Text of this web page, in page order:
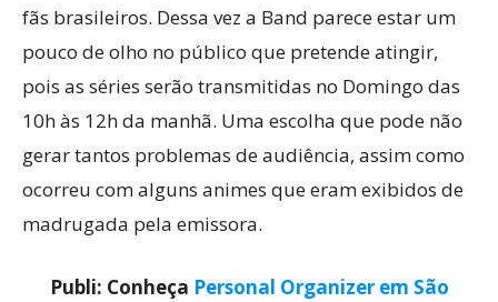
fãs brasileiros. Dessa vez a Band parece estar um
pouco de olho no público que pretende atingir,
pois as séries serão transmitidas no Domingo das
10h às 12h da manhã. Uma escolha que pode não
gerar tantos problemas de audiência, assim como
ocorreu com alguns animes que eram exibidos de
madrugada pela emissora.
Publi: Conheça Personal Organizer em São